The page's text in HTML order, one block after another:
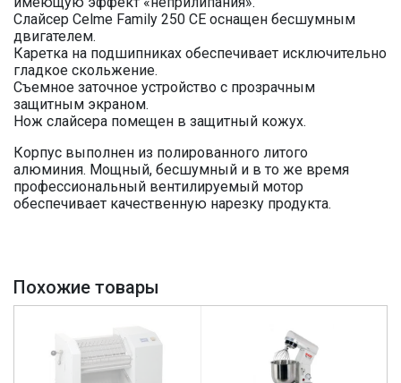
Слайсер Celme Family 250 СЕ оснащен бесшумным
двигателем.
Каретка на подшипниках обеспечивает исключительно
гладкое скольжение.
Съемное заточное устройство с прозрачным
защитным экраном.
Нож слайсера помещен в защитный кожух.
Корпус выполнен из полированного литого
алюминия. Мощный, бесшумный и в то же время
профессиональный вентилируемый мотор
обеспечивает качественную нарезку продукта.
Похожие товары